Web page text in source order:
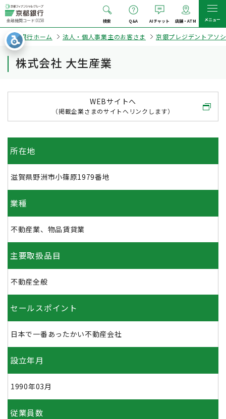
金融機関コード:0158 検索 Q&A AIチャット 店舗・ATM メニュー
京都銀行ホーム 法人・個人事業主のお客さま 京銀プレジデントアソ
株式会社 大生産業
WEBサイトへ
（掲載企業さまのサイトへリンクします）
所在地
滋賀県野洲市小篠原1979番地
業種
不動産業、物品賃貸業
主要取扱品目
不動産全般
セールスポイント
日本で一番あったかい不動産会社
設立年月
1990年03月
従業員数